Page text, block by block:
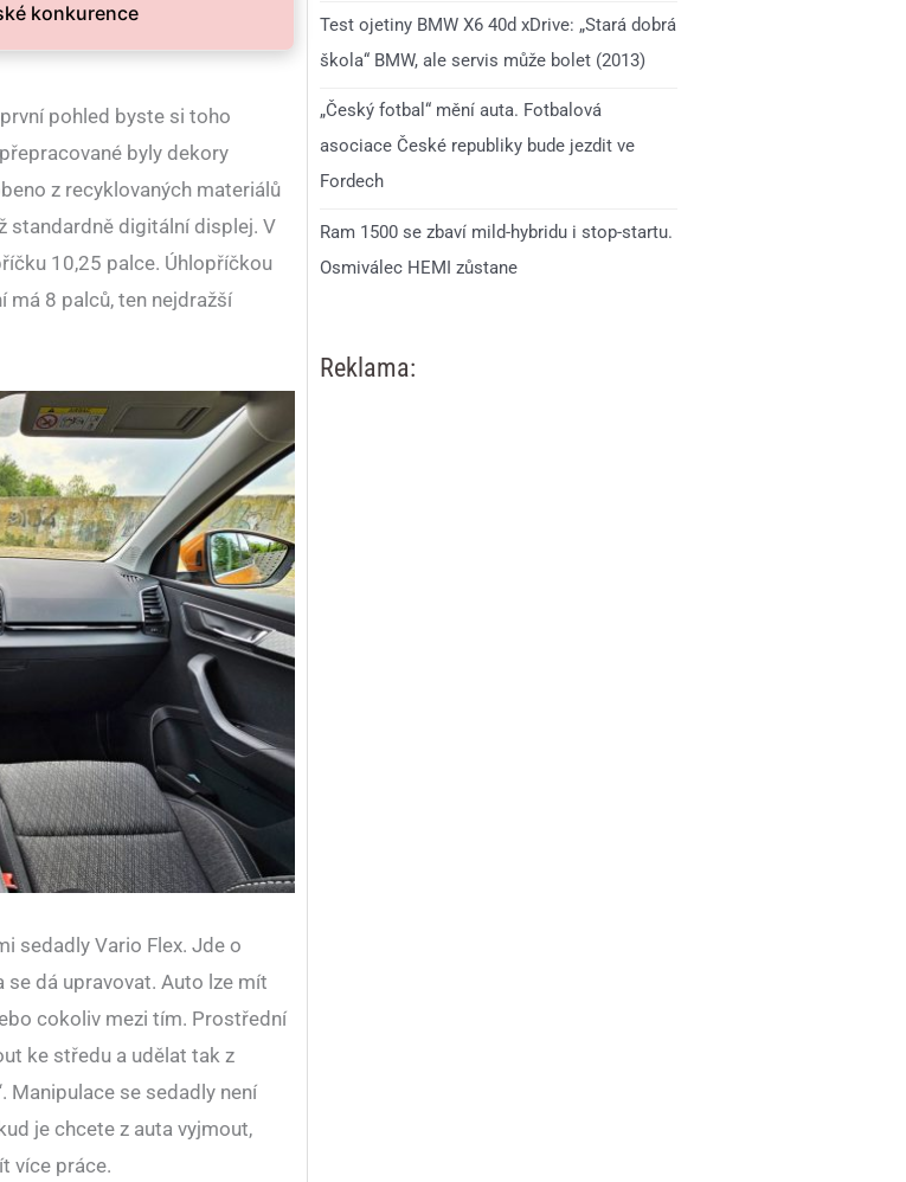
konkurence
pohled byste si toho
byly dekory
z recyklovaných materiálů
standardně digitální displej. V
10,25 palce. Úhlopříčkou
má 8 palců, ten nejdražší
sedadly Vario Flex. Jde o
dá upravovat. Auto lze mít
cokoliv mezi tím. Prostřední
ke středu a udělat tak z
Manipulace se sedadly není
je chcete z auta vyjmout,
více práce.
Test ojetiny BMW X6 40d xDrive: „Stará dobrá
škola“ BMW, ale servis může bolet (2013)
„Český fotbal“ mění auta. Fotbalová
asociace České republiky bude jezdit ve
Fordech
Ram 1500 se zbaví mild-hybridu i stop-startu.
Osmiválec HEMI zůstane
Reklama: